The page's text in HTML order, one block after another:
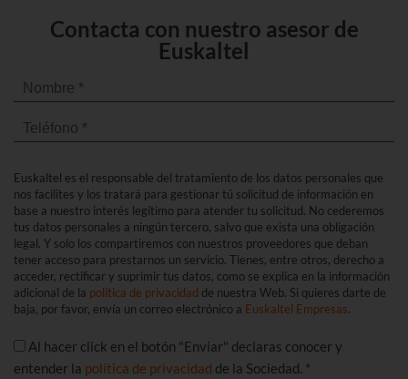
Contacta con nuestro asesor de
Euskaltel
Euskaltel es el responsable del tratamiento de los datos personales que
nos facilites y los tratará para gestionar tú solicitud de información en
base a nuestro interés legítimo para atender tu solicitud. No cederemos
tus datos personales a ningún tercero, salvo que exista una obligación
legal. Y solo los compartiremos con nuestros proveedores que deban
tener acceso para prestarnos un servicio. Tienes, entre otros, derecho a
acceder, rectificar y suprimir tus datos, como se explica en la información
adicional de la política de privacidad de nuestra Web. Si quieres darte de
baja, por favor, envía un correo electrónico a Euskaltel Empresas.
Al hacer click en el botón "Enviar" declaras conocer y
entender la política de privacidad de la Sociedad. *